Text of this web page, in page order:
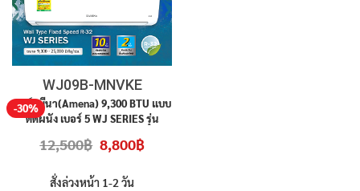
-30%
WJ09B-MNVKE
แอร์อมีนา(Amena) 9,300 BTU แบบ
ติดผนัง เบอร์ 5 WJ SERIES รุ่น
ศูนย์ ราคาไม่รวมติดตั้ง
12,500฿ Original
price
12,500฿.
8,800฿Current
price
สั่งล่วงหน้า 1-2 วัน